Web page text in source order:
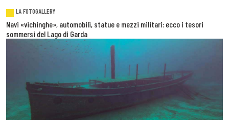
LA FOTOGALLERY
Navi «vichinghe», automobili, statue e mezzi militari: ecco i tesori
sommersi del Lago di Garda